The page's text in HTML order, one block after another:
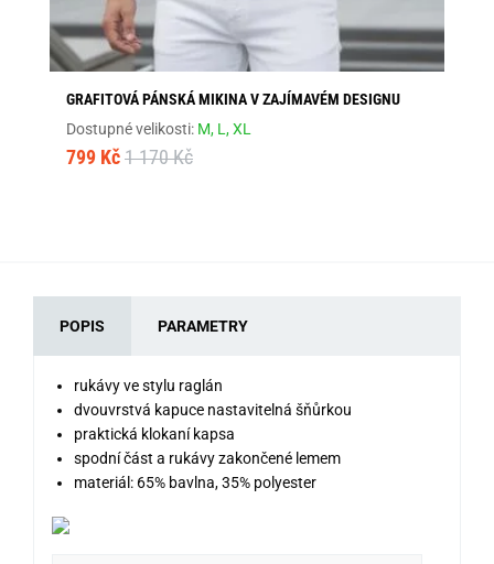
GRAFITOVÁ PÁNSKÁ MIKINA V ZAJÍMAVÉM DESIGNU
Dostupné velikosti: M, L,XL
799 Kč 1 170 Kč
POPIS PARAMETRY
rukávy ve stylu raglán
dvouvrstvá kapuce nastavitelná šňůrkou
praktická klokaní kapsa
spodní část a rukávy zakončené lemem
materiál: 65% bavlna, 35% polyester